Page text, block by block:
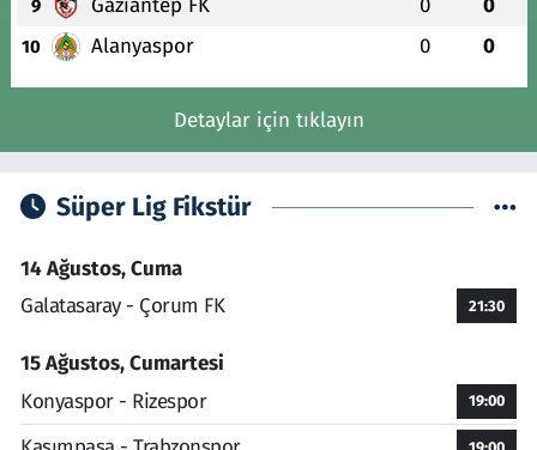
9 Gaziantep FK 0 0
10 Alanyaspor 0 0
Detaylar için tıklayın
Süper Lig Fikstür
14 Ağustos, Cuma
Galatasaray - Çorum FK
21:30
15 Ağustos, Cumartesi
Konyaspor - Rizespor
19:00